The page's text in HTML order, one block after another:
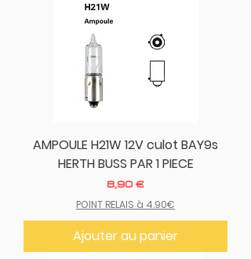
AMPOULE H21W 12V culot BAY9s
HERTH BUSS PAR 1 PIECE
Prix
8,90 €
POINT RELAIS à 4.90€
Ajouter au panier